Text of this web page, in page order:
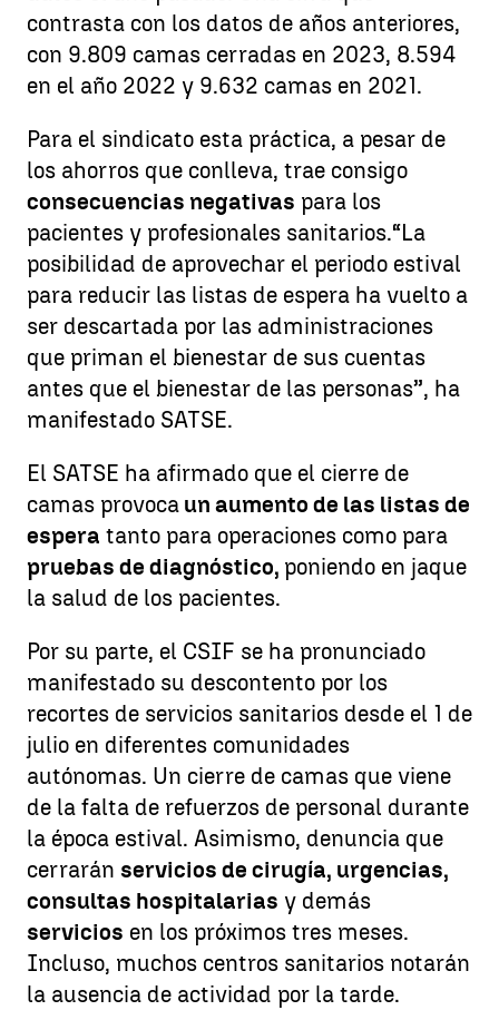
contrasta con los datos de años anteriores,
con 9.809 camas cerradas en 2023, 8.594
en el año 2022 y 9.632 camas en 2021.
Para el sindicato esta práctica, a pesar de
los ahorros que conlleva, trae consigo
consecuencias negativas para los
pacientes y profesionales sanitarios.“La
posibilidad de aprovechar el periodo estival
para reducir las listas de espera ha vuelto a
ser descartada por las administraciones
que priman el bienestar de sus cuentas
antes que el bienestar de las personas”, ha
manifestado SATSE.
El SATSE ha afirmado que el cierre de
camas provoca un aumento de las listas de
espera tanto para operaciones como para
pruebas de diagnóstico, poniendo en jaque
la salud de los pacientes.
Por su parte, el CSIF se ha pronunciado
manifestado su descontento por los
recortes de servicios sanitarios desde el 1 de
julio en diferentes comunidades
autónomas. Un cierre de camas que viene
de la falta de refuerzos de personal durante
la época estival. Asimismo, denuncia que
cerrarán servicios de cirugía, urgencias,
consultas hospitalarias y demás
servicios en los próximos tres meses.
Incluso, muchos centros sanitarios notarán
la ausencia de actividad por la tarde.